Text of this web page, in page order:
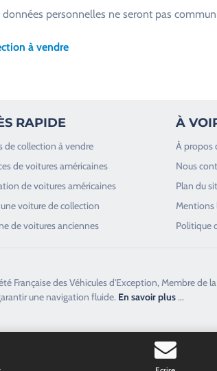
personnelles ne seront pas
à vendre
RAPIDE
de collection à vendre
de voitures américaines
de voitures américaines
voiture de collection
de voitures anciennes
À
À propos
Nous
Plan du
Mentions
Politique
Française des Véhicules d'Exception, Membre de la
une navigation fluide. En savoir plus...